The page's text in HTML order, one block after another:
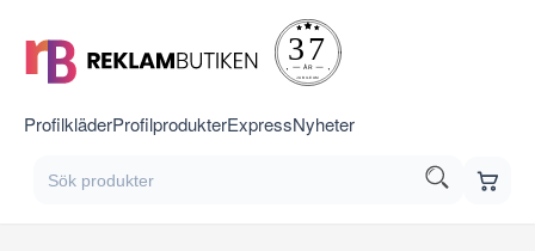
ProfilkläderProfilprodukterExpressNyheter